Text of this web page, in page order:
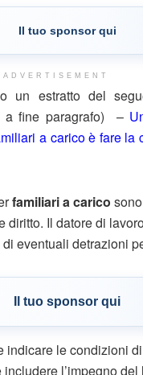
Il tuo sponsor qui
ADVERTISEMENT
un estratto del
a fine paragrafo) –
a carico è fare
familiari a carico
Il datore di
eventuali detrazioni
Il tuo sponsor qui
indicare le condizioni
l’impegno